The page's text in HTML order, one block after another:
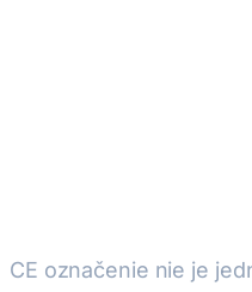
CE označenie nie je